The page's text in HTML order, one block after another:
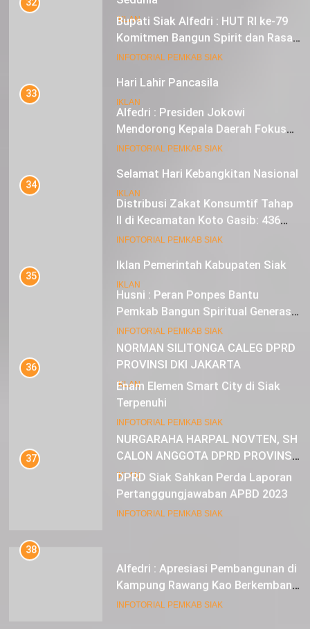
IKLAN
Hari Lahir Pancasila
IKLAN
Selamat Hari Kebangkitan Nasional
IKLAN
Iklan Pemerintah Kabupaten Siak
IKLAN
NORMAN SILITONGA CALEG DPRD
PROVINSI DKI JAKARTA
IKLAN
NURGARAHA HARPAL NOVTEN, SH
CALON ANGGOTA DPRD PROVINSI
DKI JAKARTA
IKLAN
Bupati Siak Alfedri : HUT RI ke-79
Komitmen Bangun Spirit dan Rasa
Nasionalisme
INFOTORIAL PEMKAB SIAK
33
Alfedri : Presiden Jokowi
Mendorong Kepala Daerah Fokus
pada Inflasi dan Pilkada Serentak
INFOTORIAL PEMKAB SIAK
34
Distribusi Zakat Konsumtif Tahap
II di Kecamatan Koto Gasib: 436
Mustahik Terima Bantuan
INFOTORIAL PEMKAB SIAK
35
Husni : Peran Ponpes Bantu
Pemkab Bangun Spiritual Generasi
Muda
INFOTORIAL PEMKAB SIAK
36
Enam Elemen Smart City di Siak
Terpenuhi
INFOTORIAL PEMKAB SIAK
37
DPRD Siak Sahkan Perda Laporan
Pertanggungjawaban APBD 2023
INFOTORIAL PEMKAB SIAK
38
Alfedri : Apresiasi Pembangunan di
Kampung Rawang Kao Berkembang
Pesat
INFOTORIAL PEMKAB SIAK